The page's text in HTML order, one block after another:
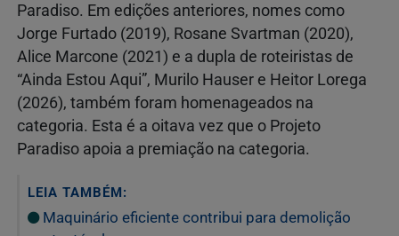
Paradiso. Em edições anteriores, nomes como
Jorge Furtado (2019), Rosane Svartman (2020),
Alice Marcone (2021) e a dupla de roteiristas de
“Ainda Estou Aqui”, Murilo Hauser e Heitor Lorega
(2026), também foram homenageados na
categoria. Esta é a oitava vez que o Projeto
Paradiso apoia a premiação na categoria.
LEIA TAMBÉM:
Maquinário eficiente contribui para demolição